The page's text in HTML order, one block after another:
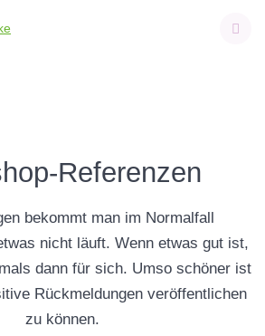
Referenzen
bekommt man im Normalfall
nicht läuft. Wenn etwas gut ist,
dann für sich. Umso schöner ist
Rückmeldungen veröffentlichen
zu können.